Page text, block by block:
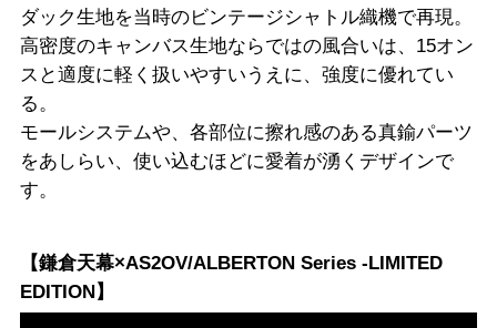
ダック生地を当時のビンテージシャトル織機で再現。
高密度のキャンバス生地ならではの風合いは、15オン
スと適度に軽く扱いやすいうえに、強度に優れてい
る。
モールシステムや、各部位に擦れ感のある真鍮パーツ
をあしらい、使い込むほどに愛着が湧くデザインで
す。
【鎌倉天幕×AS2OV/ALBERTON Series -LIMITED
EDITION】